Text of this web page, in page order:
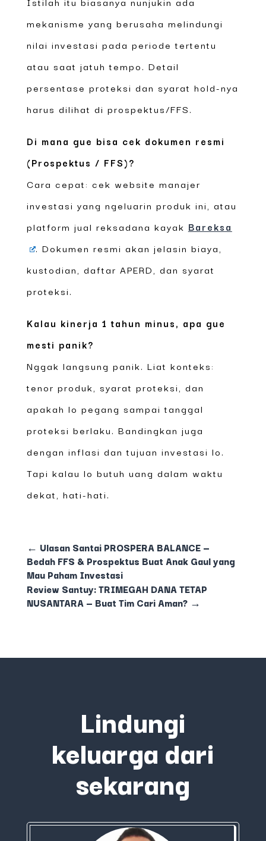
mekanisme yang berusaha melindungi
nilai investasi pada periode tertentu
atau saat jatuh tempo. Detail
persentase proteksi dan syarat hold-nya
harus dilihat di prospektus/FFS.
Di mana gue bisa cek dokumen resmi
(Prospektus / FFS)?
Cara cepat: cek website manajer
investasi yang ngeluarin produk ini, atau
platform jual reksadana kayak Bareksa
. Dokumen resmi akan jelasin biaya,
kustodian, daftar APERD, dan syarat
proteksi.
Kalau kinerja 1 tahun minus, apa gue
mesti panik?
Nggak langsung panik. Liat konteks:
tenor produk, syarat proteksi, dan
apakah lo pegang sampai tanggal
proteksi berlaku. Bandingkan juga
dengan inflasi dan tujuan investasi lo.
Tapi kalau lo butuh uang dalam waktu
dekat, hati-hati.
← Ulasan Santai PROSPERA BALANCE —
Bedah FFS & Prospektus Buat Anak Gaul yang
Mau Paham Investasi
Review Santuy: TRIMEGAH DANA TETAP
NUSANTARA — Buat Tim Cari Aman?→
Lindungi
keluarga dari
sekarang